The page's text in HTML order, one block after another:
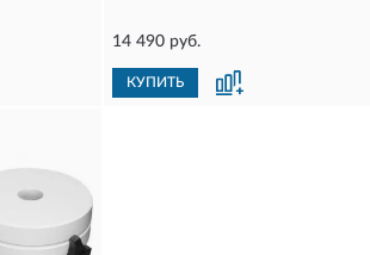
14 490 руб.
КУПИТЬ